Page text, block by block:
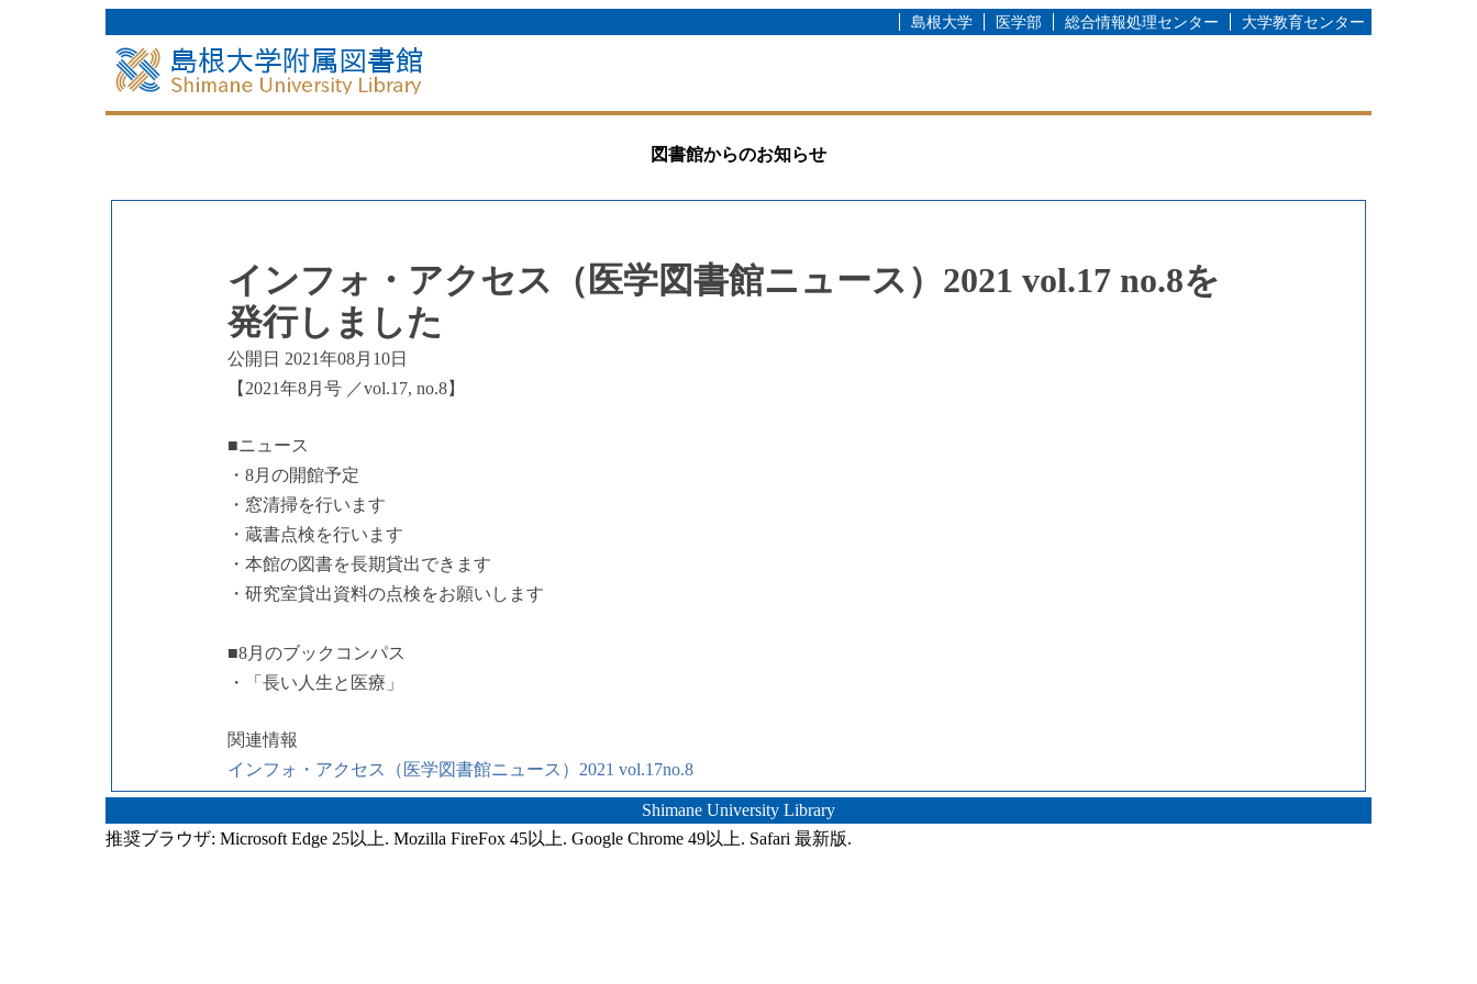
島根大学 医学部 総合情報処理センター 大学教育センター
図書館からのお知らせ
インフォ・アクセス（医学図書館ニュース）2021 vol.17 no.8を
発行しました
公開日 2021年08月10日
【2021年8月号 ／vol.17, no.8】
■ニュース
・8月の開館予定
・窓清掃を行います
・蔵書点検を行います
・本館の図書を長期貸出できます
・研究室貸出資料の点検をお願いします
■8月のブックコンパス
・「長い人生と医療」
関連情報
インフォ・アクセス（医学図書館ニュース）2021 vol.17no.8
Shimane University Library
推奨ブラウザ: Microsoft Edge 25以上. Mozilla FireFox 45以上. Google Chrome 49以上. Safari 最新版.